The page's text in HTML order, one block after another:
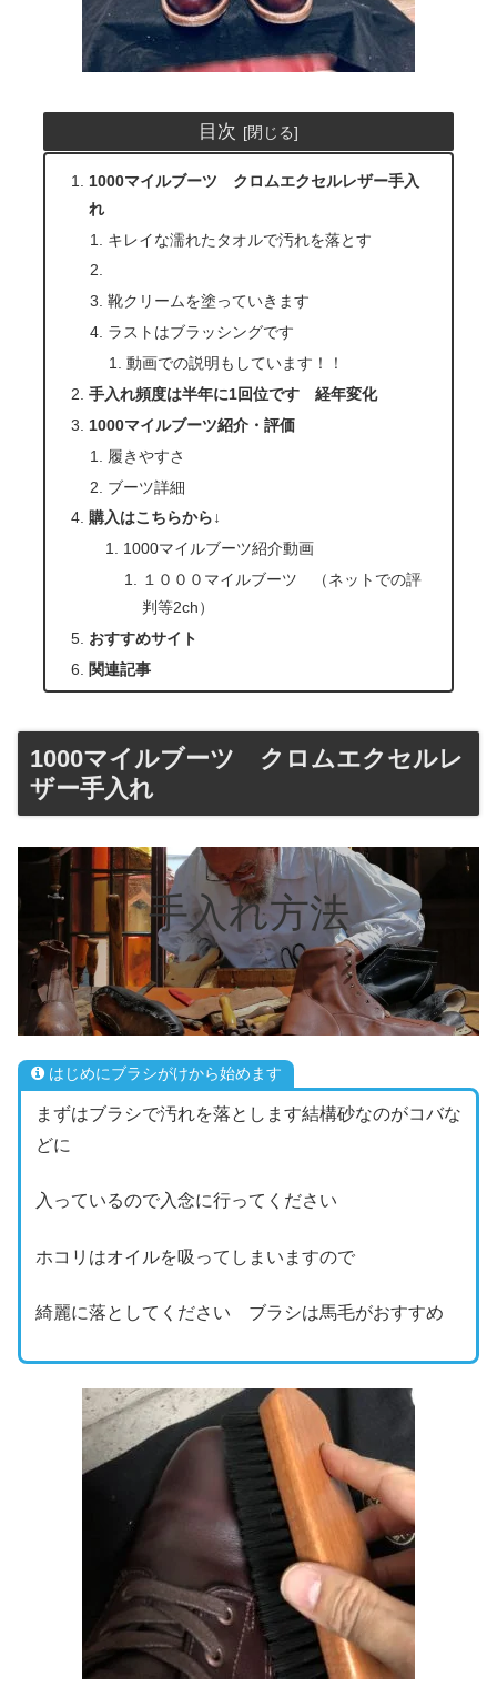
目次
1000マイルブーツ クロムエクセルレザー手入
れ
キレイな濡れたタオルで汚れを落とす
靴クリームを塗っていきます
ラストはブラッシングです
動画での説明もしています！！
手入れ頻度は半年に1回位です 経年変化
1000マイルブーツ紹介・評価
履きやすさ
ブーツ詳細
購入はこちらから↓
1000マイルブーツ紹介動画
１０００マイルブーツ （ネットでの評
判等2ch）
おすすめサイト
関連記事
1000マイルブーツ クロムエクセルレ
ザー手入れ
手入れ方法
はじめにブラシがけから始めます
まずはブラシで汚れを落とします結構砂なのがコバな
どに
入っているので入念に行ってください
ホコリはオイルを吸ってしまいますので
綺麗に落としてください ブラシは馬毛がおすすめ